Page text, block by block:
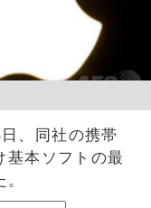
、同社の携帯
本ソフトの最